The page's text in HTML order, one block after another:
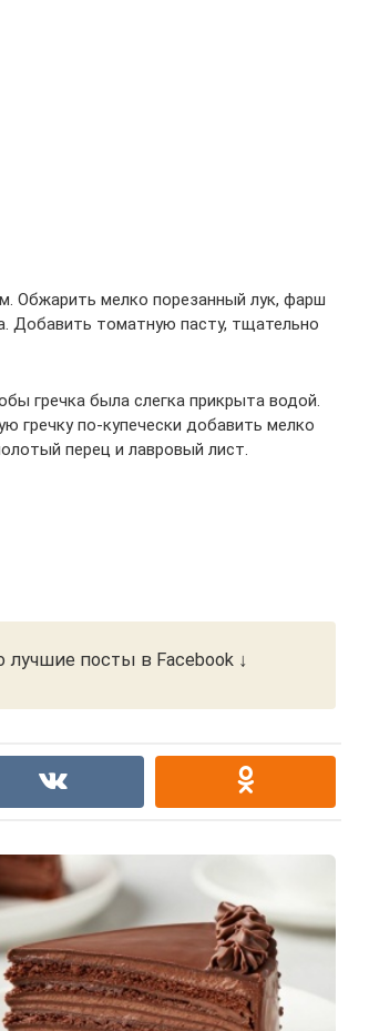
Обжарить мелко порезанный лук, фарш
Добавить томатную пасту, тщательно
гречка была слегка прикрыта водой.
гречку по-купечески добавить мелко
перец и лавровый лист.
лучшие посты в Facebook ↓